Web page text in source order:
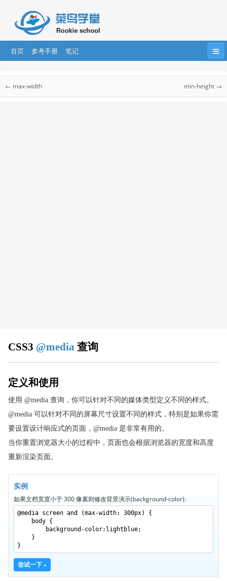
首页 参考手册 笔记
CSS 参考手册
animation-direction
animation-duration
animation-fill-mode
animation-play-state
animation-timing-function
appearance
background
background-attachment
background-blend-mode
background-clip
background-color
background-image
background-origin
← max-width min-height →
CSS3 @media 查询
定义和使用
使用 @media 查询，你可以针对不同的媒体类型定义不同的样式。
@media 可以针对不同的屏幕尺寸设置不同的样式，特别是如果你需
要设置设计响应式的页面，@media 是非常有用的。
当你重置浏览器大小的过程中，页面也会根据浏览器的宽度和高度
重新渲染页面。
实例
如果文档宽度小于 300 像素则修改背景演示(background-color):
@media screen and (max-width: 300px) {
body {
background-color:lightblue;
}
}
尝试一下 »